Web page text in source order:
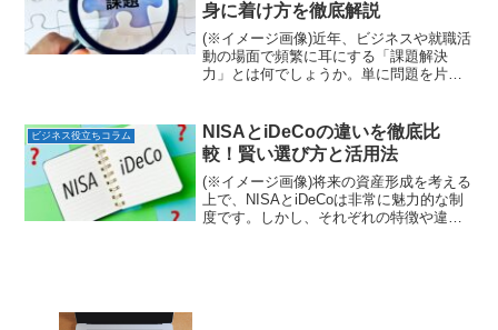
身に着け方を徹底解説
(※イメージ画像)近年、ビジネスや就職活
動の場面で頻繁に耳にする「課題解決
力」とは何でしょうか。単に問題を片づ
適な行動を選択し、結果を出す力のこと
を指します。企業が人材...
ビジネス役立ちコラム
NISAとiDeCoの違いを徹底比
較！賢い選び方と活用法
(※イメージ画像)将来の資産形成を考える
上で、NISAとiDeCoは非常に魅力的な制
度です。しかし、それぞれの特徴や違い